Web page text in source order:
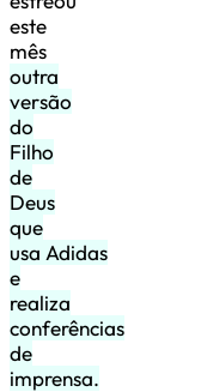
este
mês
outra
versão
do
Filho
de
Deus
que
usa Adidas
e
realiza
conferências
de
imprensa.